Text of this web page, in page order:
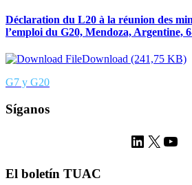
Déclaration du L20 à la réunion des
l’emploi du G20, Mendoza, Argentine,
Download (241,75 KB)
G7 y G20
Síganos
LinkedIn
X
El boletín TUAC